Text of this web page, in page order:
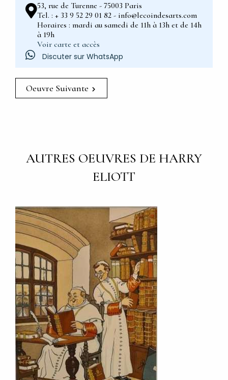
53, rue de Turenne - 75003 Paris
Tel. : + 33 9 52 29 01 82 - info@lecoindesarts.com
Horaires : mardi au samedi de 11h à 13h et de 14h
à 19h
Voir carte et accès
Discuter sur WhatsApp
Oeuvre Suivante
AUTRES OEUVRES DE HARRY
ELIOTT